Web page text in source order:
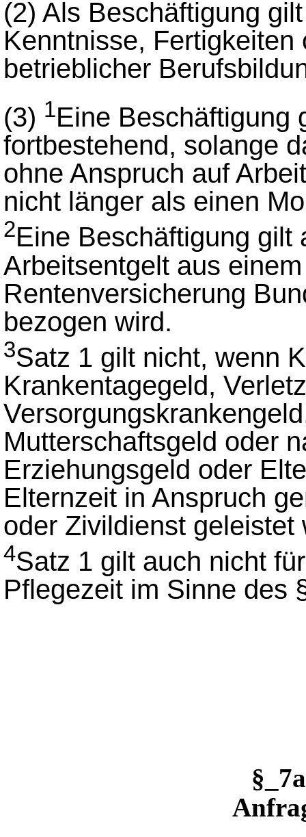
(2) Als Beschäftigung
Kenntnisse,
betrieblicher
(3) 1Eine Beschäftigung
fortbestehend, solange
ohne Anspruch auf
nicht länger als einen
2Eine Beschäftigung gilt
Arbeitsentgelt aus
Rentenversicherung
bezogen wird.
3Satz 1 gilt nicht, wenn
Krankentagegeld,
Mutterschaftsgeld oder
Erziehungsgeld oder
Elternzeit in Anspruch
oder Zivildienst geleistet
4Satz 1 gilt auch nicht
Pflegezeit im Sinne des